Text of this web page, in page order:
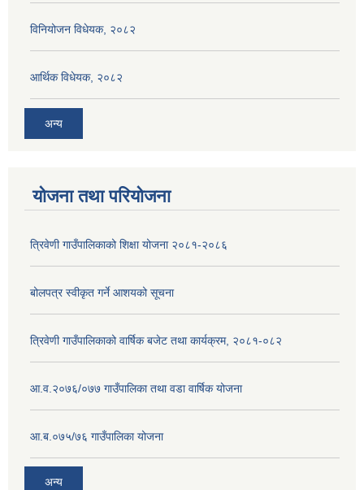
विनियोजन विधेयक, २०८२
आर्थिक विधेयक, २०८२
अन्य
योजना तथा परियोजना
त्रिवेणी गाउँपालिकाको शिक्षा योजना २०८१-२०८६
बोलपत्र स्वीकृत गर्ने आशयको सूचना
त्रिवेणी गाउँपालिकाको वार्षिक बजेट तथा कार्यक्रम, २०८१-०८२
आ.व.२०७६/०७७ गाउँपालिका तथा वडा वार्षिक योजना
आ.ब.०७५/७६ गाउँपालिका योजना
अन्य